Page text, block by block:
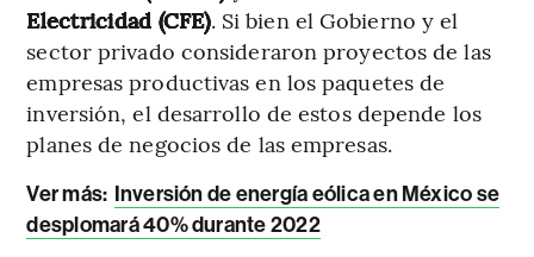
Electricidad (CFE). Si bien el Gobierno y el
sector privado consideraron proyectos de las
empresas productivas en los paquetes de
inversión, el desarrollo de estos depende los
planes de negocios de las empresas.
Ver más: Inversión de energía eólica en México se
desplomará 40% durante 2022